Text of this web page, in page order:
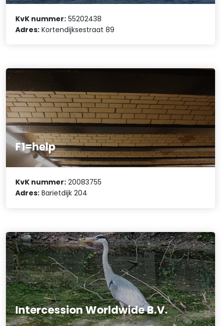
KvK nummer: 55202438
Adres: Kortendijksestraat 89
F1=help
KvK nummer: 20083755
Adres: Barietdijk 204
Intercession Worldwide B.V.